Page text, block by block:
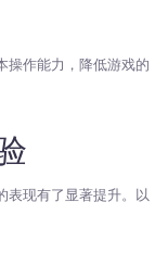
操作能力，降低游戏的
表现有了显著提升。以